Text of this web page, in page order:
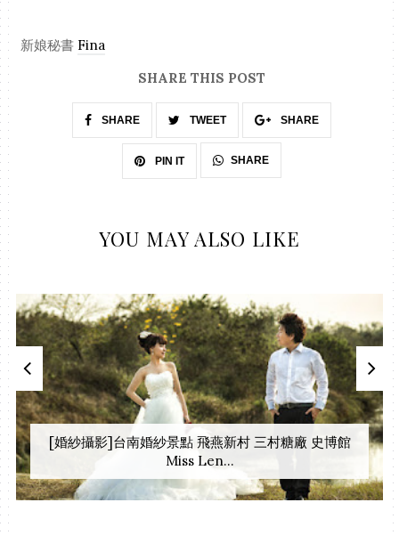
新娘秘書 Fina
SHARE THIS POST
SHARE TWEET SHARE
PIN IT SHARE
YOU MAY ALSO LIKE
[婚紗攝影]台南婚紗景點 飛燕新村 三村糖廠 史博館
Miss Len...